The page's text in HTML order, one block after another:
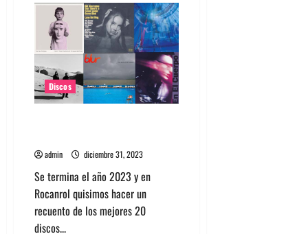
Canciones
recomendadas
para
esta
semana
de
febrero
Discos
admin diciembre 31, 2023
Se termina el año 2023 y en
Rocanrol quisimos hacer un
recuento de los mejores 20
discos...